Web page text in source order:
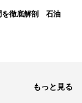
を徹底解剖 石油
もっと見る